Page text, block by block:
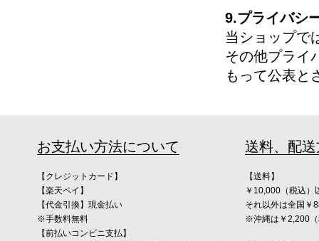
9.プライバシ
当ショップで
その他プライ
もって公表と
お支払い方法について 送料、配
【クレジットカード】
【楽天ペイ】
【代金引換】現金払い
※手数料無料
【前払いコンビニ支払】
【送料】
￥10,000（税込）
それ以外は全国￥
※沖縄は￥2,200